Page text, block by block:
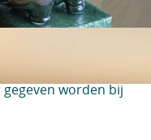
worden bij